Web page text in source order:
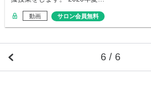
動画 サロン会員無料
6 / 6